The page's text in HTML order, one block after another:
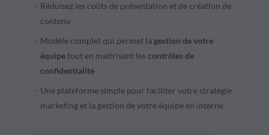
Réduisez les coûts de présentation et de création de
contenu
Modèle complet qui permet la gestion de votre
équipetout en maitrisant les contrôles de
confidentialité
Une plateforme simple pour faciliter votre stratégie
marketing et la gestion de votre équipe en interne